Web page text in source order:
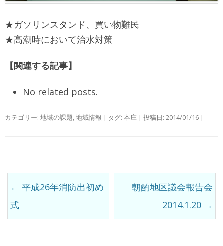
★ガソリンスタンド、買い物難民
★高潮時において治水対策
【関連する記事】
No related posts.
カテゴリー: 地域の課題,地域情報 | タグ: 本庄 | 投稿日: 2014/01/16 |
の
← 平成26年消防出初め
式
朝酌地区議会報告会
2014.1.20 →